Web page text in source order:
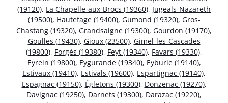
(19120), La Chapelle-aux-Brocs (19360), Jugeals-Nazareth
(19500), Hautefage (19400), Gumond (19320), Gros-
Chastang (19320), Grandsaigne (19300), Gourdon (19170),
Goulles (19430), Gioux (23500), Gimel-les-Cascades
(19800), Forgès (19380), Feyt (19340), Favars (19330),
Eyrein (19800), Eygurande (19340), Eyburie (19140),
Estivaux (19410), Estivals (19600), Espartignac (19140),
Espagnac (19150), Égletons (19300), Donzenac (19270),
Davignac (19250), Darnets (19300), Darazac (19220),